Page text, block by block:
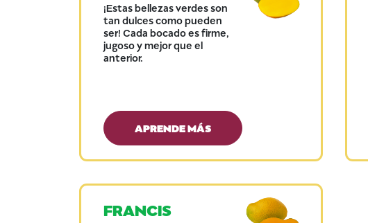
¡Estas bellezas verdes son
tan dulces como pueden
ser! Cada bocado es firme,
jugoso y mejor que el
anterior.
APRENDE MÁS
FRANCIS